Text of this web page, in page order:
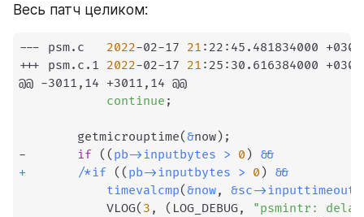
Весь патч целиком:
2022-02-17 21 :22:45.481834000 +0300
2022-02-17 21 :25:30.616384000 +0300
@@ -3011,14 +3011,14 @@
continue ;
getmicrouptime(&now) ;
if (( pb->inputbytes > 0 ) &&
+
/*if (( pb->inputbytes > 0 ) &&
timevalcmp(&now, &sc->inputtimeout
VLOG( 3 , ( LOG_DEBUG, "psmintr: